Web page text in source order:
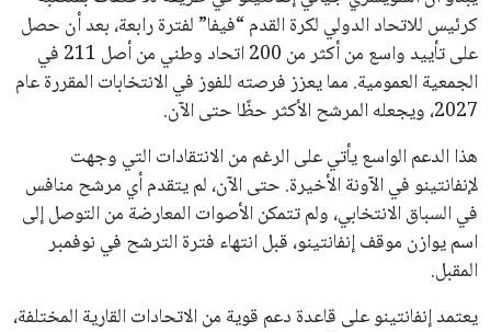
تحقق من قهوتك المغشوشة 7 علامات تدل
على جودتها قبل أول رشفة
خالد فؤاد 18 يوليو 2026
القائمة البريدية
انضم إلى قائمة المشتركين لدينا لتحصل على أحدث الأخبار، التحديثات
والعروض الخاصة مباشرة في صندوق بريدك